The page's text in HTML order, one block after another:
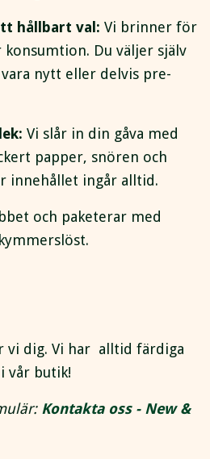
hållbart val: Vi brinner för
Du väljer själv
nytt eller delvis pre-
Vi slår in din gåva med
papper, snören och
innehållet ingår alltid.
och paketerar med
vi dig. Vi har alltid färdiga
vår butik!
Kontakta oss - New &